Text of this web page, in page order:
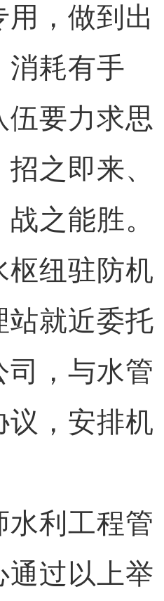
用，做到出
消耗有手
伍要力求思
之即来、
之能胜。
枢纽驻防机
站就近委托
司，与水管
议，安排机
利工程管
通过以上举